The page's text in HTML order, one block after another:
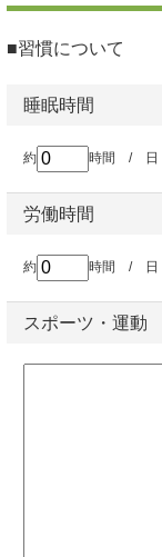
■習慣について
睡眠時間
約 時間 / 日
労働時間
約 時間 / 日
スポーツ・運動